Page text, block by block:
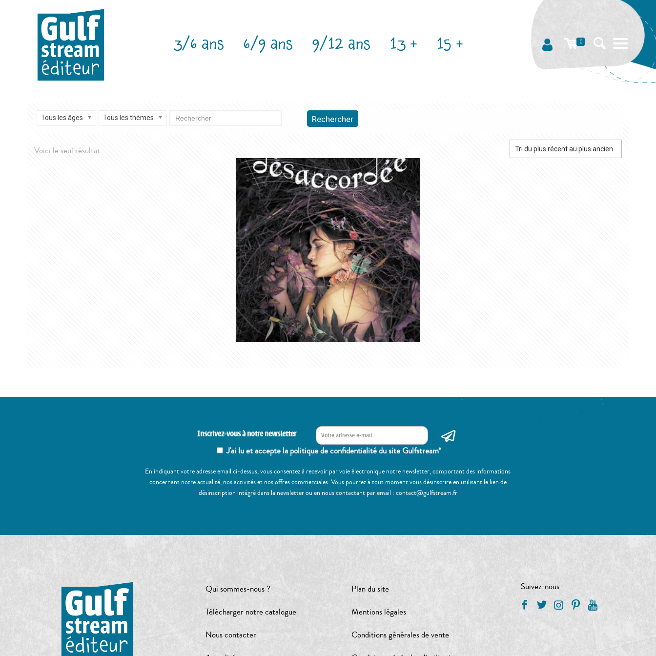
3/6 ans 6/9 ans 9/12 ans 13 + 15 + 0
Tous les âges Tous les thèmes Rechercher
Voici le seul résultat
Inscrivez-vous à notre newsletter
J'ai lu et accepte la politique de confidentialité du site Gulfstream*
En indiquant votre adresse email ci-dessus, vous consentez à recevoir par voie électronique notre newsletter, comportant des informations
concernant notre actualité, nos activités et nos offres commerciales. Vous pourrez à tout moment vous désinscrire en utilisant le lien de
désinscription intégré dans la newsletter ou en nous contactant par email : contact@gulfstream.fr
Qui sommes-nous ?
Télécharger notre catalogue
Nous contacter
Plan du site
Mentions légales
Conditions générales de vente
Suivez-nous